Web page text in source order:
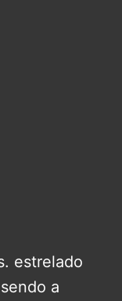
estrelado
a